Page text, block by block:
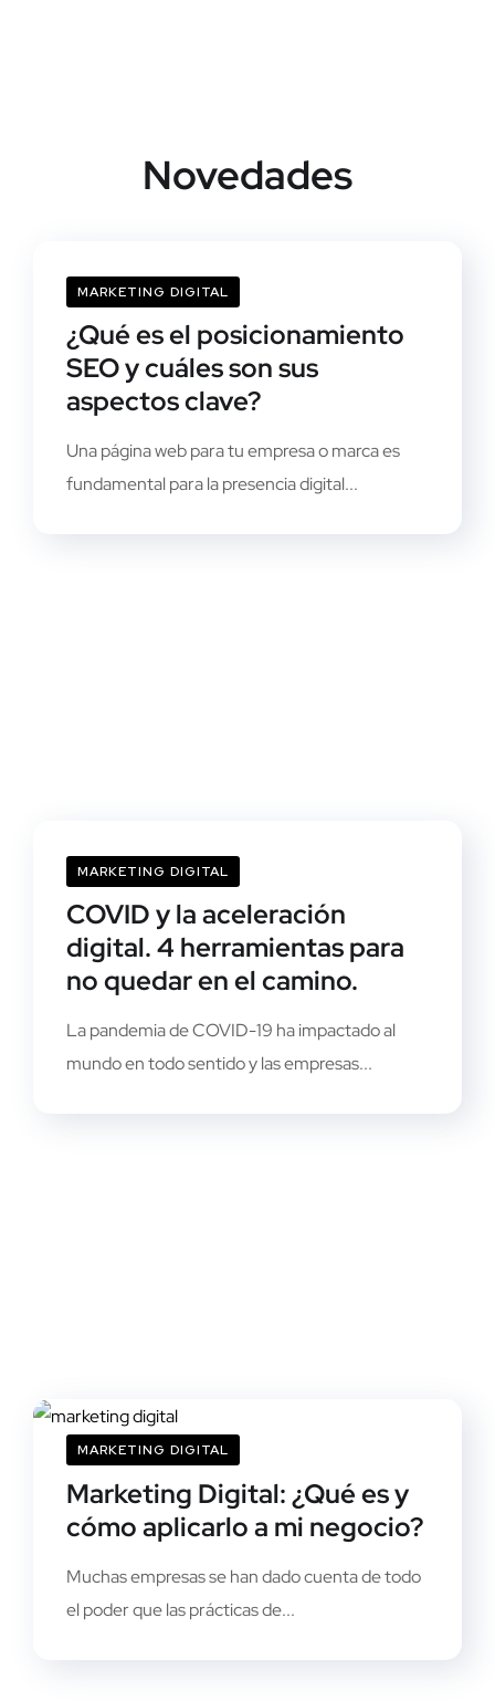
Novedades
MARKETING DIGITAL
¿Qué es el posicionamiento
SEO y cuáles son sus
aspectos clave?
Una página web para tu empresa o marca es
fundamental para la presencia digital...
MARKETING DIGITAL
COVID y la aceleración
digital. 4 herramientas para
no quedar en el camino.
La pandemia de COVID-19 ha impactado al
mundo en todo sentido y las empresas...
MARKETING DIGITAL
Marketing Digital: ¿Qué es y
cómo aplicarlo a mi negocio?
Muchas empresas se han dado cuenta de todo
el poder que las prácticas de...